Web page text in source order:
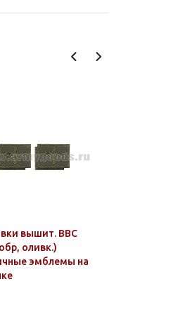
вышит. ВВС
оливк.)
эмблемы на